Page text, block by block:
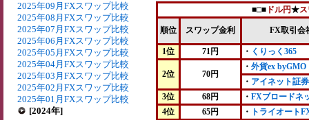
2025年09月FXスワップ比較
2025年08月FXスワップ比較
2025年07月FXスワップ比較
2025年06月FXスワップ比較
2025年05月FXスワップ比較
2025年04月FXスワップ比較
2025年03月FXスワップ比較
2025年02月FXスワップ比較
2025年01月FXスワップ比較
[2024年]
■□■ ドル円★
順位 スワップ金利 FX取引会
1位 71円 ・ くりっく365
2位 70円
・ 外貨ex byGMO
・ アイネット証券
3位
68円 ・ FXブロードネ
4位
65円 ・ トライオート